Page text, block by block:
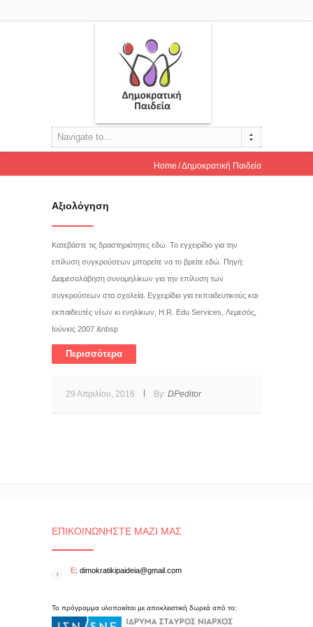
Navigate to...
Home Δημοκρατική Παιδεία
Αξιολόγηση
Κατεβάστε τις δραστηριότητες εδώ. Το εγχειρίδιο για την
επίλυση συγκρούσεων μπορείτε να το βρείτε εδώ. Πηγή:
Διαμεσολάβηση συνομηλίκων για την επίλυση των
συγκρούσεων στα σχολεία. Εγχειρίδιο για εκπαιδευτικούς και
εκπαιδευτές νέων κι ενηλίκων, H.R. Edu Services, Λεμεσός,
Ιούνιος 2007 &nbsp
Περισσότερα
29 Απριλίου, 2016 By: DPeditor
ΕΠΙΚΟΙΝΩΝΉΣΤΕ ΜΑΖΊ ΜΑΣ
E: dimokratikipaideia@gmail.com
Το πρόγραμμα υλοποιείται με αποκλειστική δωρεά από το: